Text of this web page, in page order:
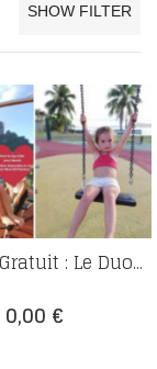
SHOW FILTER
: Le Duo...
Prix
0,00 €